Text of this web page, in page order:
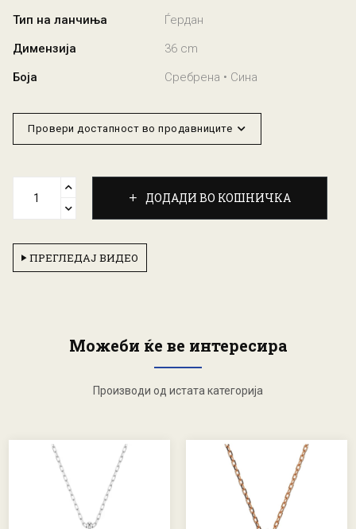
Тип на ланчиња
Ѓердан
Димензија
36 cm
Боја
Сребрена • Сина
Провери достапност во продавниците
ДОДАДИ ВО КОШНИЧКА
ПРЕГЛЕДАЈ ВИДЕО
Можеби ќе ве интересира
Производи од истата категорија